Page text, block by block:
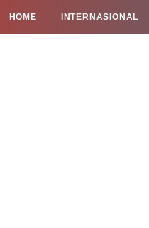
HOME INTERNASIONAL